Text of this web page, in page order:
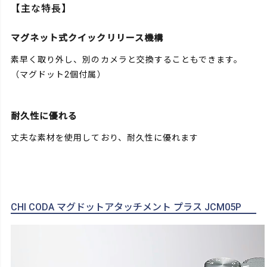
【主な特長】
マグネット式クイックリリース機構
素早く取り外し、別のカメラと交換することもできます。
（マグドット2個付属）
耐久性に優れる
丈夫な素材を使用しており、耐久性に優れます
CHI CODA マグドットアタッチメント プラス JCM05P